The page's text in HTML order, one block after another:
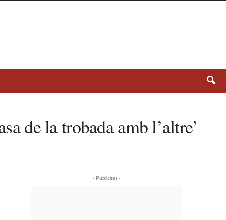
de la trobada amb l’altre’
- Publicitat -